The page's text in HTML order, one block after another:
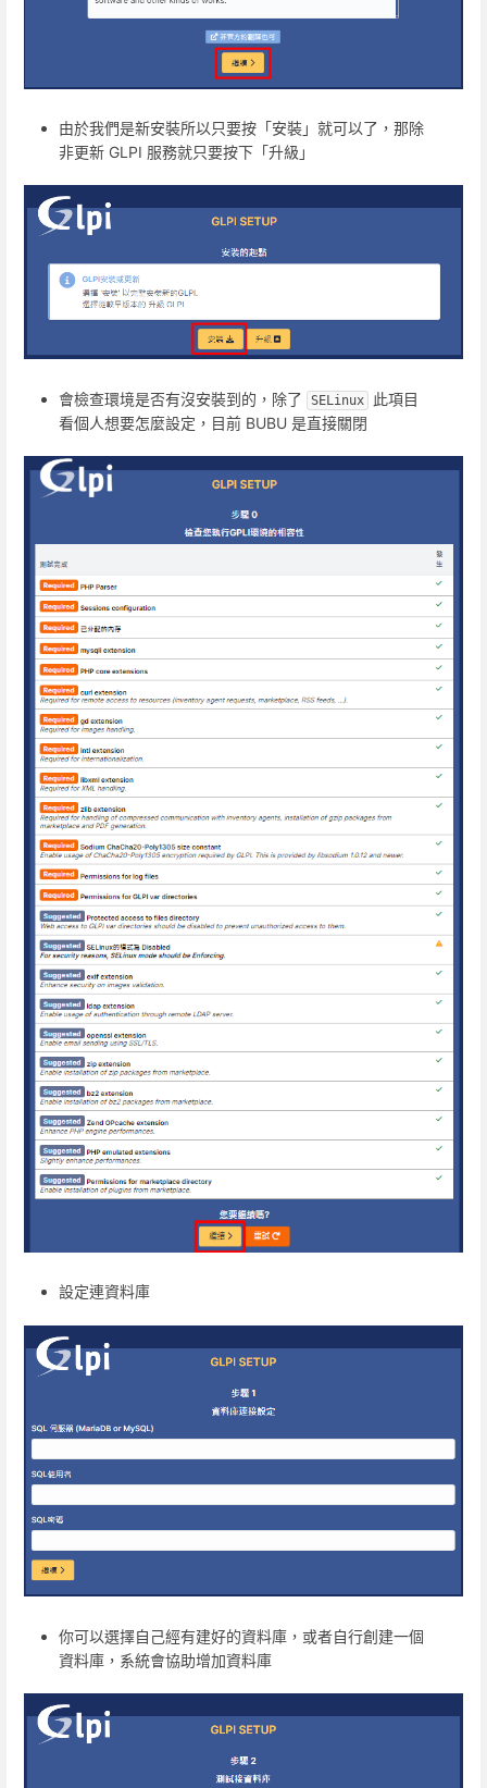
由於我們是新安裝所以只要按「安裝」就可以了，那除
非更新 GLPI 服務就只要按下「升級」
會檢查環境是否有沒安裝到的，除了 SELinux
此項目
看個人想要怎麼設定，目前 BUBU 是直接關閉
設定連資料庫
你可以選擇自己經有建好的資料庫，或者自行創建一個
資料庫，系統會協助增加資料庫